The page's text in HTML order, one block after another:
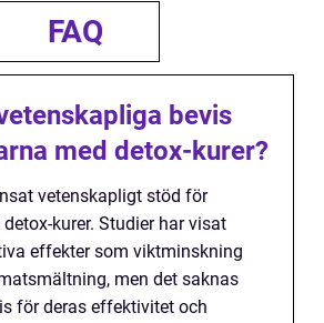
FAQ
bevis
med detox-kurer?
vetenskapligt stöd för
kurer. Studier har visat
effekter som viktminskning
men det saknas
för deras effektivitet och